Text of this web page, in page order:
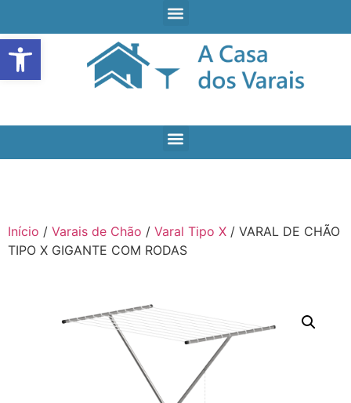
Open toolbar
Início / Varais de Chão / Varal Tipo X / VARAL DE CHÃO
TIPO X GIGANTE COM RODAS